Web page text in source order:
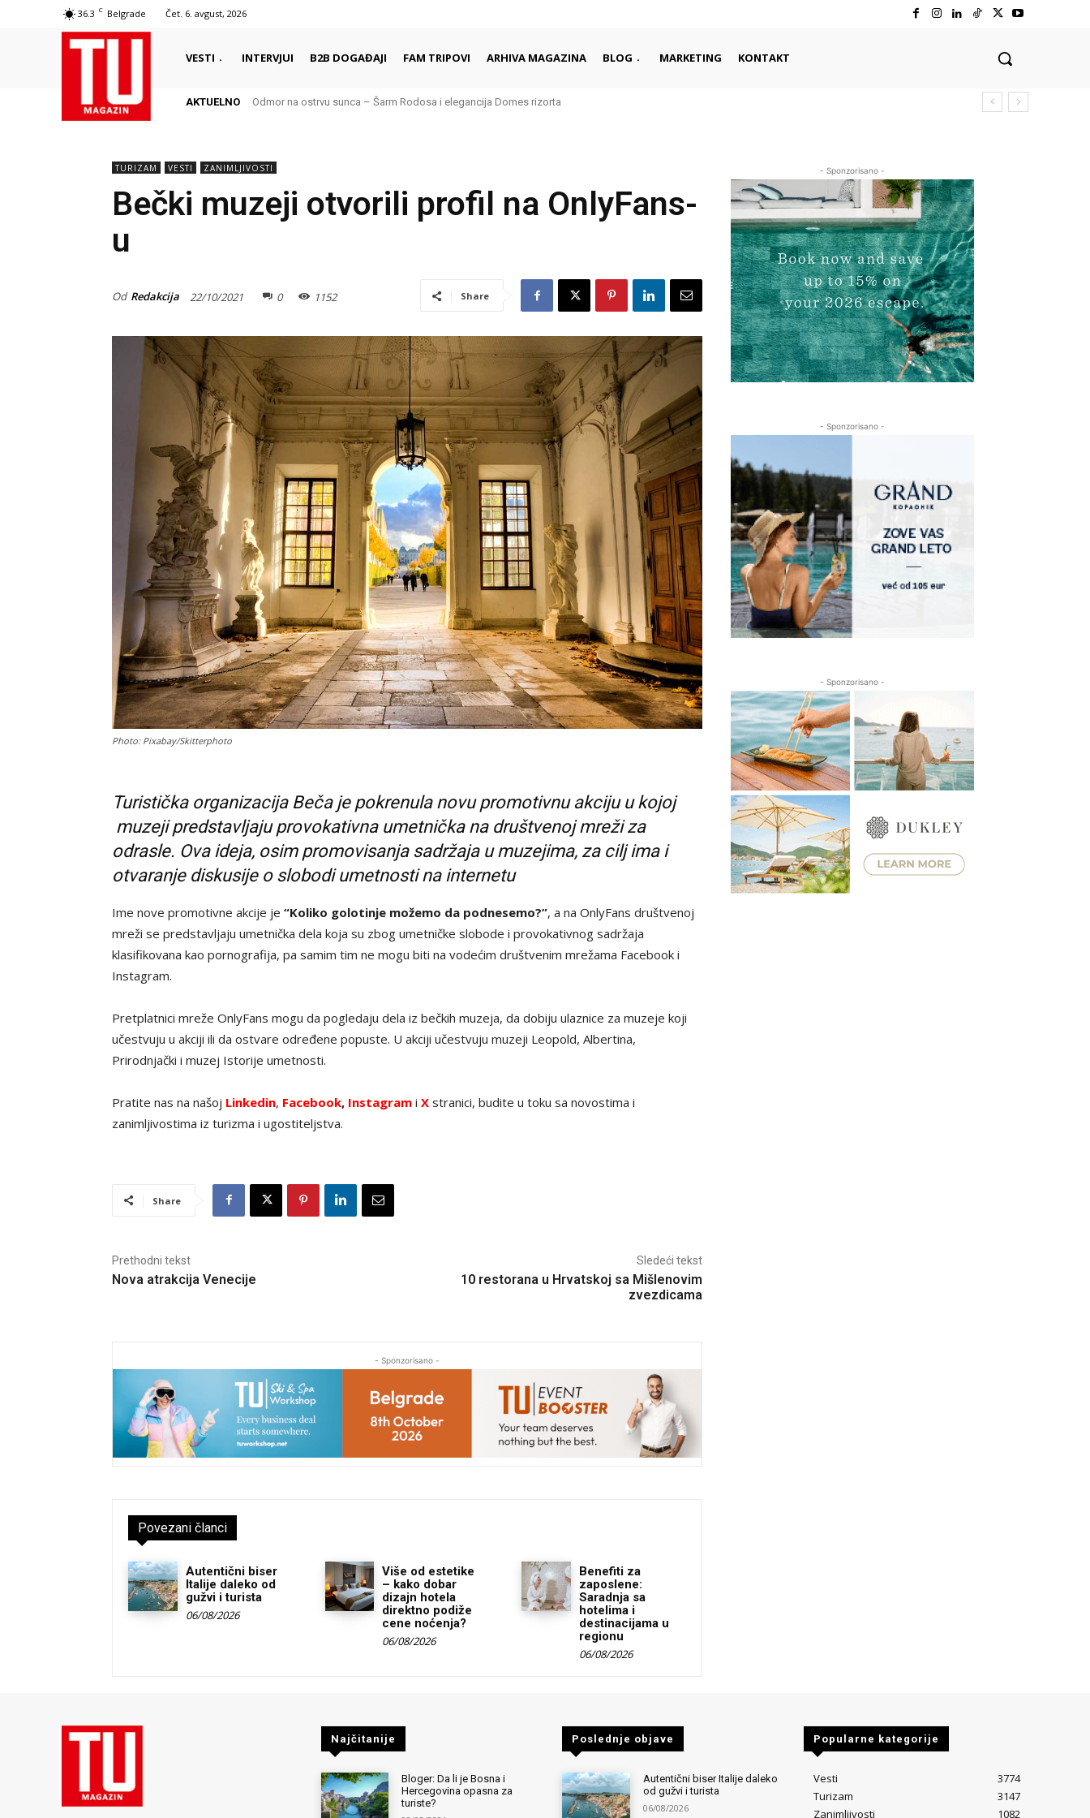
36.3 C Belgrade Čet. 6. avgust, 2026
VESTI INTERVJUI B2B DOGAĐAJI FAM TRIPOVI ARHIVA MAGAZINA BLOG MARKETING KONTAKT
AKTUELNO Odmor na ostrvu sunca – Šarm Rodosa i elegancija Domes rizorta
TURIZAM VESTI ZANIMLJIVOSTI
Bečki muzeji otvorili profil na OnlyFans-
u
Od Redakcija 22/10/2021 0 1152 Share
Photo: Pixabay/Skitterphoto
Turistička organizacija Beča je pokrenula novu promotivnu akciju u kojoj
muzeji predstavljaju provokativna umetnička na društvenoj mreži za
odrasle. Ova ideja, osim promovisanja sadržaja u muzejima, za cilj ima i
otvaranje diskusije o slobodi umetnosti na internetu
Ime nove promotivne akcije je “Koliko golotinje možemo da podnesemo?”, a na OnlyFans društvenoj
mreži se predstavljaju umetnička dela koja su zbog umetničke slobode i provokativnog sadržaja
klasifikovana kao pornografija, pa samim tim ne mogu biti na vodećim društvenim mrežama Facebook i
Instagram.
Pretplatnici mreže OnlyFans mogu da pogledaju dela iz bečkih muzeja, da dobiju ulaznice za muzeje koji
učestvuju u akciji ili da ostvare određene popuste. U akciji učestvuju muzeji Leopold, Albertina,
Prirodnjački i muzej Istorije umetnosti.
Pratite nas na našoj Linkedin, Facebook, Instagram i X stranici, budite u toku sa novostima i
zanimljivostima iz turizma i ugostiteljstva.
Share
Prethodni tekst
Nova atrakcija Venecije
Sledeći tekst
10 restorana u Hrvatskoj sa Mišlenovim
zvezdicama
- Sponzorisano -
Povezani članci
Autentični biser
Italije daleko od
gužvi i turista
06/08/2026
Više od estetike
– kako dobar
dizajn hotela
direktno podiže
cene noćenja?
06/08/2026
Benefiti za
zaposlene:
Saradnja sa
hotelima i
destinacijama u
regionu
06/08/2026
- Sponzorisano -
- Sponzorisano -
- Sponzorisano -
Najčitanije
Bloger: Da li je Bosna i
Hercegovina opasna za
turiste?
Poslednje objave
Autentični biser Italije daleko
od gužvi i turista
06/08/2026
Popularne kategorije
Vesti
3774
Turizam
3147
Zanimljivosti
1082